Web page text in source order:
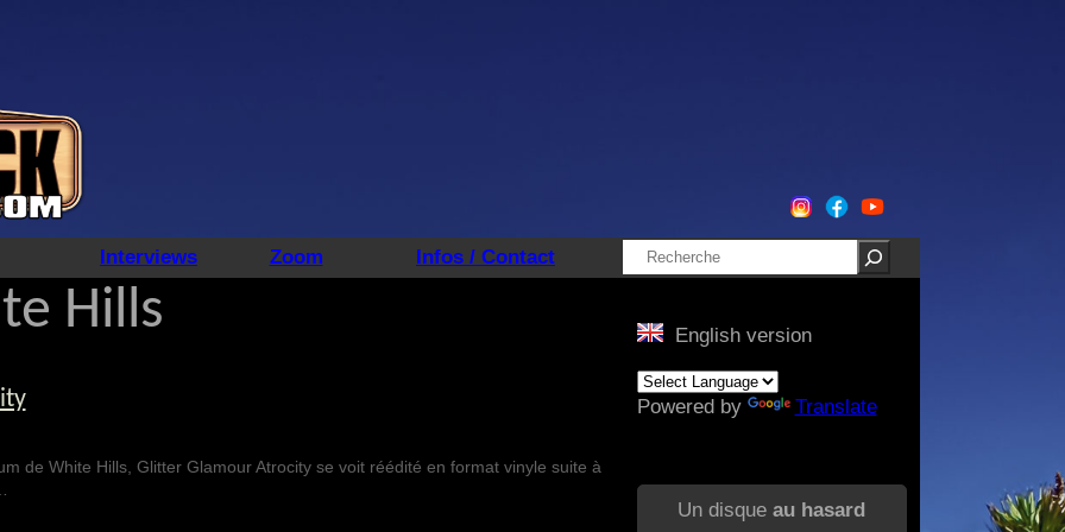
Interviews Zoom Infos / Contact Rechercher
Hills
de White Hills, Glitter Glamour Atrocity se voit réédité en format vinyle suite à
English version
Powered by Translate
Un disque au hasard